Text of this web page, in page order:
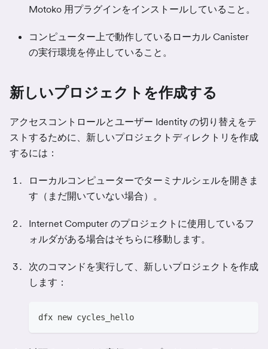
Motoko 用プラグインをインストールしていること。
コンピューター上で動作しているローカル Canister
の実行環境を停止していること。
新しいプロジェクトを作成する
アクセスコントロールとユーザー Identity の切り替えをテ
ストするために、新しいプロジェクトディレクトリを作成
するには：
ローカルコンピューターでターミナルシェルを開きま
す（まだ開いていない場合）。
Internet Computer のプロジェクトに使用しているフ
ォルダがある場合はそちらに移動します。
次のコマンドを実行して、新しいプロジェクトを作成
します：
dfx new cycles_hello